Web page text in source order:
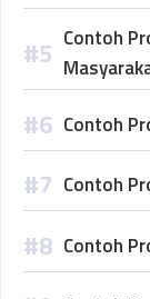
Contoh
Contoh
Contoh
Contoh